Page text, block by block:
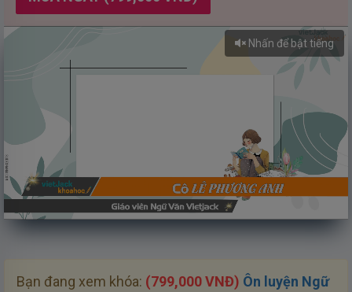
Nhấn để bật tiếng
Unmute Loaded:
95.09%
Bạn đang xem khóa: (799,000 VNĐ) Ôn luyện Ngữ